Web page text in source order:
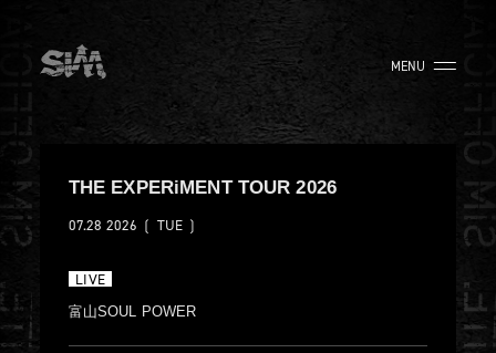
MENU
THE EXPERiMENT TOUR 2026
07.28 2026 ❲ TUE ❳
LIVE
富山SOUL POWER